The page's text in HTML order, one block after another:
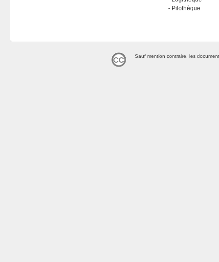
Pilothèque
Sauf mention contraire, les